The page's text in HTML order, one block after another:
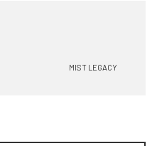
MIST LEGACY